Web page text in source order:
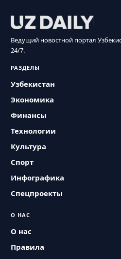
Ведущий новостной портал
24/7.
РАЗДЕЛЫ
Узбекистан
Экономика
Финансы
Технологии
Культура
Спорт
Инфографика
Спецпроекты
О НАС
О нас
Правила